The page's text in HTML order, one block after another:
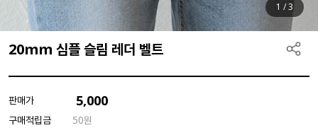
1 /3
20mm 심플 슬림 레더 벨트
판매가 5,000
구매적립금
50원